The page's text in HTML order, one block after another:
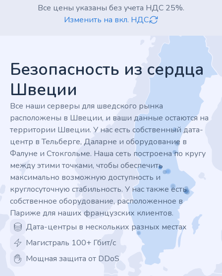
Все цены указаны без учета НДС 25%.
Изменить на вкл. НДС
Безопасность из сердца
Швеции
Все наши серверы для шведского рынка
расположены в Швеции, и ваши данные остаются на
территории Швеции. У нас есть собственный дата-
центр в Тельберге, Даларне и оборудование в
Фалуне и Стокгольме. Наша сеть построена по кругу
между этими точками, чтобы обеспечить
максимально возможную доступность и
круглосуточную стабильность. У нас также есть
собственное оборудование, расположенное в
Париже для наших французских клиентов.
Дата-центры в нескольких разных местах
Магистраль 100+ Гбит/с
Мощная защита от DDoS